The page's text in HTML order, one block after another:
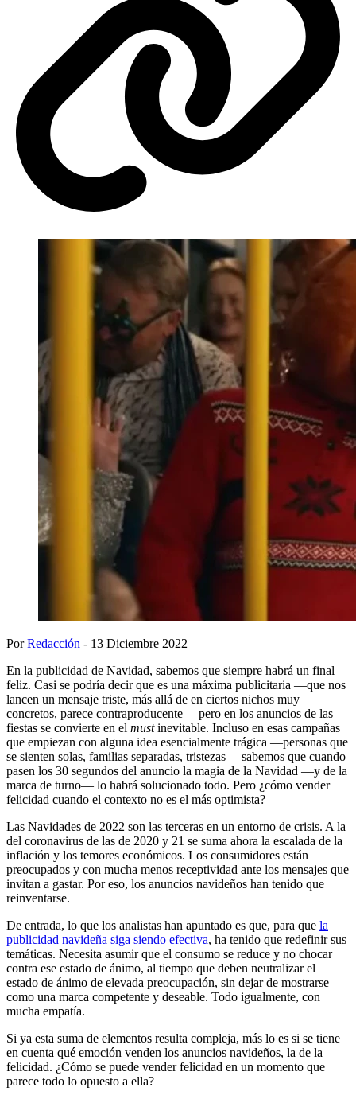
PorRedacción - 13 Diciembre 2022
En la publicidad de Navidad, sabemos que siempre habrá un final
feliz. Casi se podría decir que es una máxima publicitaria —que nos
lancen un mensaje triste, más allá de en ciertos nichos muy
concretos, parece contraproducente— pero en los anuncios de las
fiestas se convierte en el mustinevitable. Incluso en esas campañas
que empiezan con alguna idea esencialmente trágica —personas que
se sienten solas, familias separadas, tristezas— sabemos que cuando
pasen los 30 segundos del anuncio la magia de la Navidad —y de la
marca de turno— lo habrá solucionado todo. Pero ¿cómo vender
felicidad cuando el contexto no es el más optimista?
Las Navidades de 2022 son las terceras en un entorno de crisis. A la
del coronavirus de las de 2020 y 21 se suma ahora la escalada de la
inflación y los temores económicos. Los consumidores están
preocupados y con mucha menos receptividad ante los mensajes que
invitan a gastar. Por eso, los anuncios navideños han tenido que
reinventarse.
De entrada, lo que los analistas han apuntado es que, para que la
publicidad navideña siga siendo efectiva, ha tenido que redefinir sus
temáticas. Necesita asumir que el consumo se reduce y no chocar
contra ese estado de ánimo, al tiempo que deben neutralizar el
estado de ánimo de elevada preocupación, sin dejar de mostrarse
como una marca competente y deseable. Todo igualmente, con
mucha empatía.
Si ya esta suma de elementos resulta compleja, más lo es si se tiene
en cuenta qué emoción venden los anuncios navideños, la de la
felicidad. ¿Cómo se puede vender felicidad en un momento que
parece todo lo opuesto a ella?